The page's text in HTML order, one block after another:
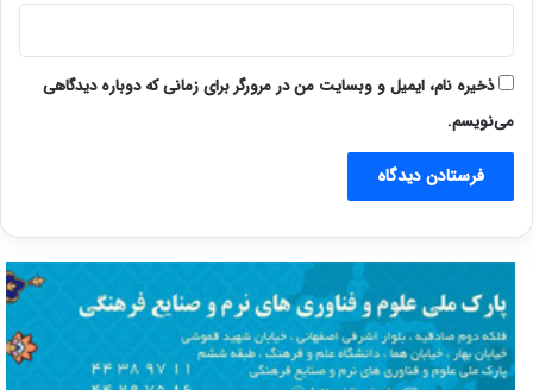
ذخیره نام، ایمیل و وبسایت من در مرورگر برای زمانی که دوباره دیدگاهی
می‌نویسم.